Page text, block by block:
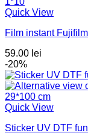
Quick View
Film instant
59.00 lei
-20%
Quick View
Sticker UV DTF